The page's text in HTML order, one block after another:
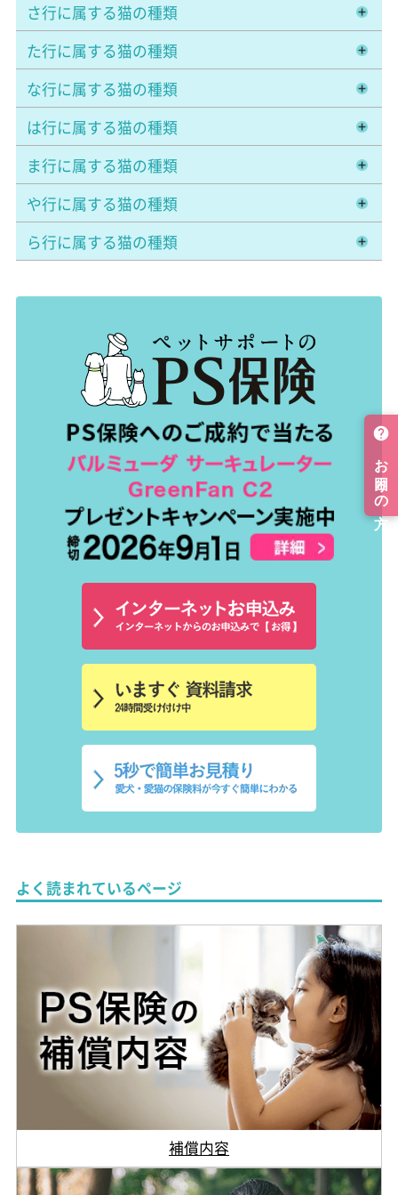
さ行に属する猫の種類
た行に属する猫の種類
な行に属する猫の種類
は行に属する猫の種類
ま行に属する猫の種類
や行に属する猫の種類
ら行に属する猫の種類
よく読まれているページ
補償内容